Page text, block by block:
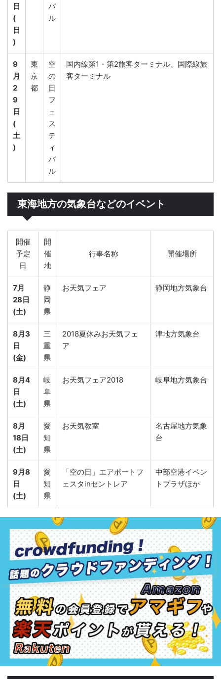
日
(
日
)
バ
ル
9
月
2
9
日
(
土
)
東
京
都
空
の
日
フ
ェ
ス
テ
ィ
バ
ル
国内線第1・第2旅客ターミナル、国際線旅
客ターミナル
東海地方の気象台などのイベント
開催
予定
日
開
催
地
行事名称 開催場所
7月
28日
(土)
静
岡
県
お天気フェア 静岡地方気象台
8月3
日
(金)
三
重
県
2018夏休みお天気フェ
ア
津地方気象台
8月4
日
(土)
岐
阜
県
お天気フェア2018 岐阜地方気象台
8月
18日
(土)
愛
知
県
お天気教室
名古屋地方気象
台
9月8
日
(土)
愛
知
県
「空の日」エアポートフ
ェスタinセントレア
中部空港イベン
トプラザほか